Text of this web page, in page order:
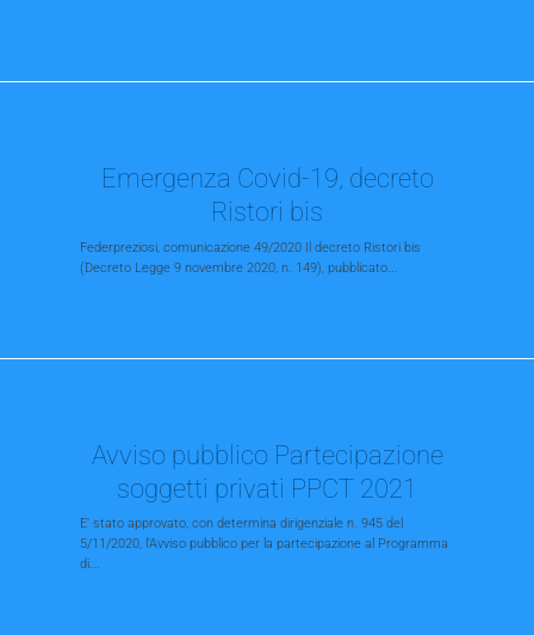
Emergenza Covid-19, decreto
Ristori bis
Federpreziosi, comunicazione 49/2020 Il decreto Ristori bis
(Decreto Legge 9 novembre 2020, n. 149), pubblicato...
Avviso pubblico Partecipazione
soggetti privati PPCT 2021
E’ stato approvato, con determina dirigenziale n. 945 del
5/11/2020, l'Avviso pubblico per la partecipazione al Programma
di...